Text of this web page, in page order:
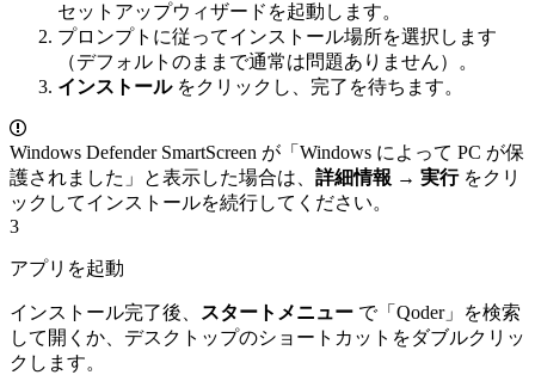
セットアップウィザードを起動します。
プロンプトに従ってインストール場所を選択します
（デフォルトのままで通常は問題ありません）。
インストールをクリックし、完了を待ちます。
Windows Defender SmartScreen が「Windows によって PC が保
護されました」と表示した場合は、 詳細情報 → 実行をクリ
ックしてインストールを続行してください。
3
アプリを起動
インストール完了後、 スタートメニュー で「Qoder」を検索
して開くか、デスクトップのショートカットをダブルクリッ
クします。